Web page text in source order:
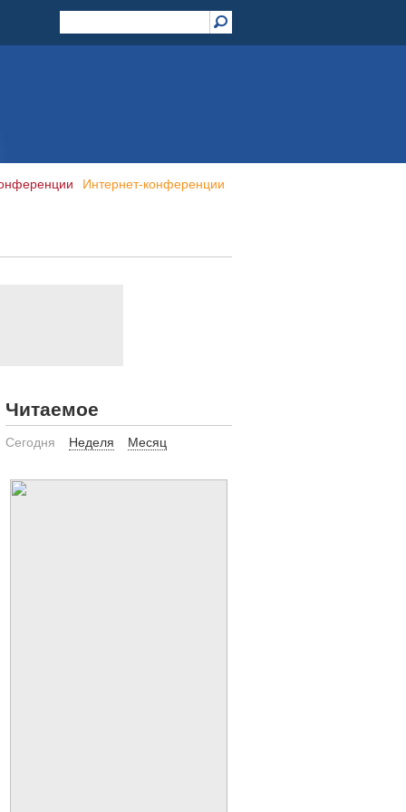
Интернет-конференции
Читаемое
Сегодня Неделя Месяц